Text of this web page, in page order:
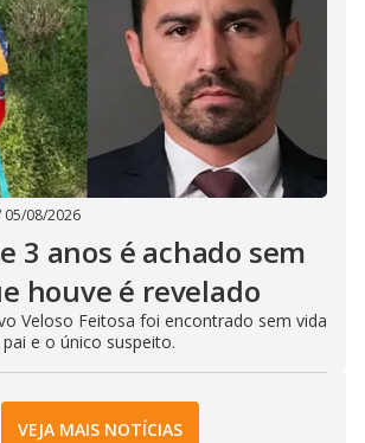
05/08/2026
3 anos é achado sem
houve é revelado
Veloso Feitosa foi encontrado sem vida
e o único suspeito.
VEJA MAIS NOTÍCIAS